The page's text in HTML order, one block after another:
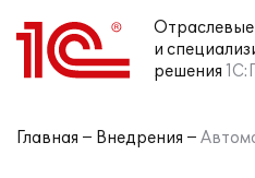
Отраслевые
и
решения
Главная Внедрения